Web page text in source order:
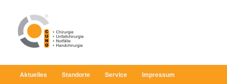
wechseln
CUNO Hamburg
HauptmenüAktuelles Standorte Service Impressum